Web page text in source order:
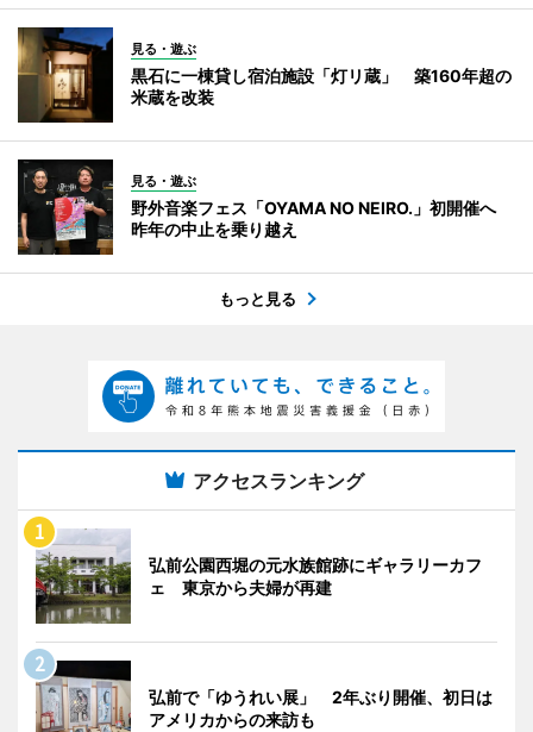
見る・遊ぶ
黒石に一棟貸し宿泊施設「灯リ蔵」 築160年超の
米蔵を改装
見る・遊ぶ
野外音楽フェス「OYAMA NO NEIRO.」初開催へ
昨年の中止を乗り越え
もっと見る
アクセスランキング
弘前公園西堀の元水族館跡にギャラリーカフ
ェ 東京から夫婦が再建
弘前で「ゆうれい展」 2年ぶり開催、初日は
アメリカからの来訪も